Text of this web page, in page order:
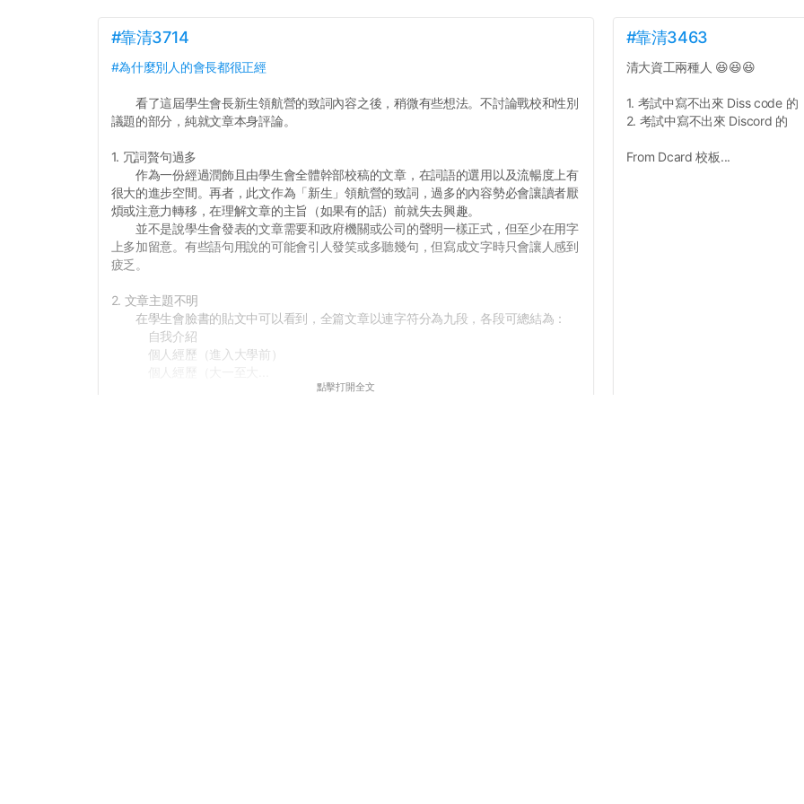
#靠清3714
#為什麼別人的會長都很正經
看了這屆學生會長新生領航營的致詞內容之後，稍微有些想法。不討論戰校和性別
議題的部分，純就文章本身評論。
1. 冗詞贅句過多
作為一份經過潤飾且由學生會全體幹部校稿的文章，在詞語的選用以及流暢度上有
很大的進步空間。再者，此文作為「新生」領航營的致詞，過多的內容勢必會讓讀者厭
煩或注意力轉移，在理解文章的主旨（如果有的話）前就失去興趣。
並不是說學生會發表的文章需要和政府機關或公司的聲明一樣正式，但至少在用字
上多加留意。有些語句用說的可能會引人發笑或多聽幾句，但寫成文字時只會讓人感到
疲乏。
2. 文章主題不明
在學生會臉書的貼文中可以看到，全篇文章以連字符分為九段，各段可總結為：
自我介紹
個人經歷（進入大學前）
點擊打開全文
#靠清3463
清大資工兩種人 😆😆😆
1. 考試中寫不出來 Diss code 的
2. 考試中寫不出來 Discord 的
From Dcard 校板...